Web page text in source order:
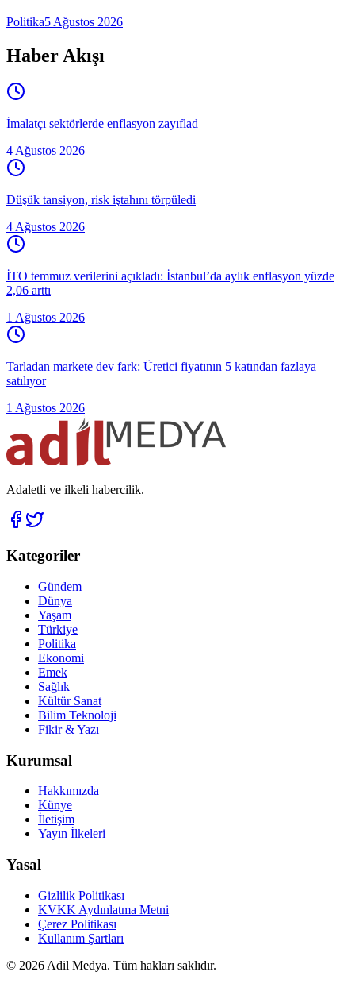
Politika5 Ağustos 2026
Haber Akışı
İmalatçı sektörlerde enflasyon zayıflad
4 Ağustos 2026
Düşük tansiyon, risk iştahını törpüledi
4 Ağustos 2026
İTO temmuz verilerini açıkladı: İstanbul’da aylık enflasyon yüzde
2,06 arttı
1 Ağustos 2026
Tarladan markete dev fark: Üretici fiyatının 5 katından fazlaya
satılıyor
1 Ağustos 2026
Adaletli ve ilkeli habercilik.
Kategoriler
Gündem
Dünya
Yaşam
Türkiye
Politika
Ekonomi
Emek
Sağlık
Kültür Sanat
Bilim Teknoloji
Fikir & Yazı
Kurumsal
Hakkımızda
Künye
İletişim
Yayın İlkeleri
Yasal
Gizlilik Politikası
KVKK Aydınlatma Metni
Çerez Politikası
Kullanım Şartları
© 2026 Adil Medya. Tüm hakları saklıdır.